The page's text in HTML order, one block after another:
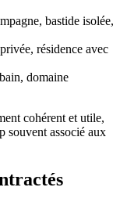
bastide isolée,
résidence avec
domaine
cohérent et utile,
souvent associé aux